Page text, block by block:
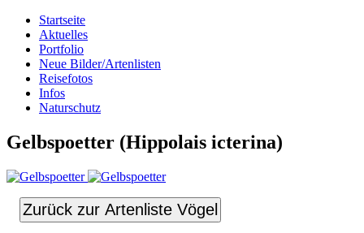
Startseite
Aktuelles
Portfolio
Neue Bilder/Artenlisten
Reisefotos
Infos
Naturschutz
Gelbspoetter (Hippolais icterina)
Zurück zur Artenliste Vögel